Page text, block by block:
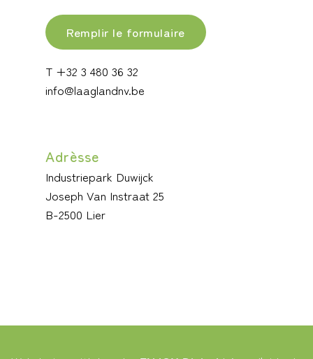
Remplir le formulaire
T +32 3 480 36 32
info@laaglandnv.be
Adrèsse
Industriepark Duwijck
Joseph Van Instraat 25
B-2500 Lier